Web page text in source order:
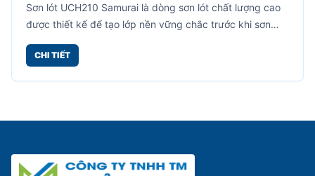
Sơn lót UCH210 Samurai là dòng sơn lót chất lượng cao
được thiết kế để tạo lớp nền vững chắc trước khi sơn
và lớp sơn hoàn thiện, đồng thời hạn chế bong tróc, nứt
CHI TIẾT